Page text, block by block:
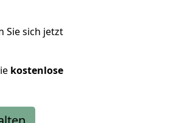
Sie sich jetzt
kostenlose